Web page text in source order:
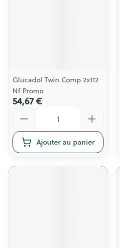
Glucadol Twin Comp 2x112
Nf Promo
54,67 €
Ajouter au panier